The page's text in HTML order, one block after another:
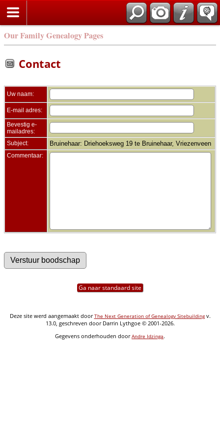
Our Family Genealogy Pages
Contact
Uw naam:
E-mail adres:
Bevestig e-
mailadres:
Subject:
Bruinehaar: Driehoeksweg 19 te Bruinehaar, Vriezenveen
Commentaar:
Ga naar standaard site
Deze site werd aangemaakt doorThe Next Generation of Genealogy Sitebuildingv.
13.0, geschreven door Darrin Lythgoe © 2001-2026.
Gegevens onderhouden doorAndre Idzinga.